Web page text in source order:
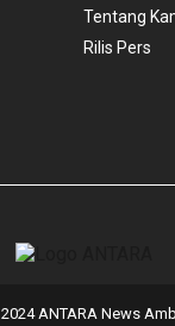
Tentang
Rilis Pers
ANTARA News